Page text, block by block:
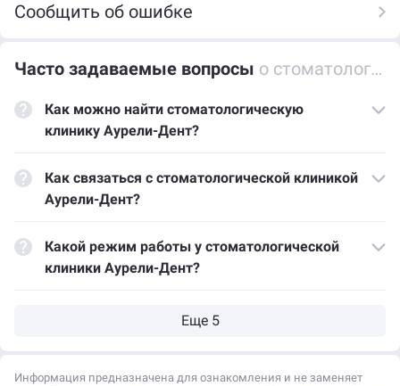
Сообщить об ошибке
Часто задаваемые вопросы о стоматологической клинике Аурели-Дент
Как можно найти стоматологическую
клинику Аурели-Дент?
Как связаться с стоматологической клиникой
Аурели-Дент?
Какой режим работы у стоматологической
клиники Аурели-Дент?
Информация предназначена для ознакомления и не заменяет